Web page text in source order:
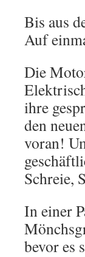
Bis aus
Auf
Die
ihre
den
voran!
Schreie,
In einer
bevor es